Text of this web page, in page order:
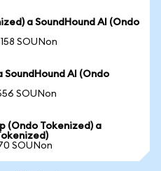
a SoundHound AI (Ondo
SOUNon
SoundHound AI (Ondo
SOUNon
(Ondo Tokenized) a
SOUNon